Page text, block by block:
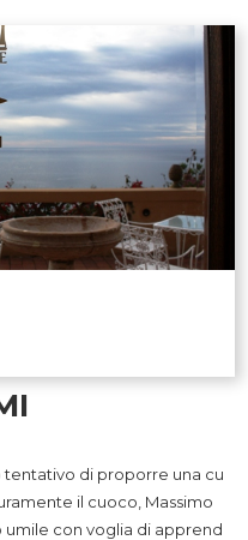
tentativo di proporre una cu
il cuoco, Massimo
umile con voglia di apprend